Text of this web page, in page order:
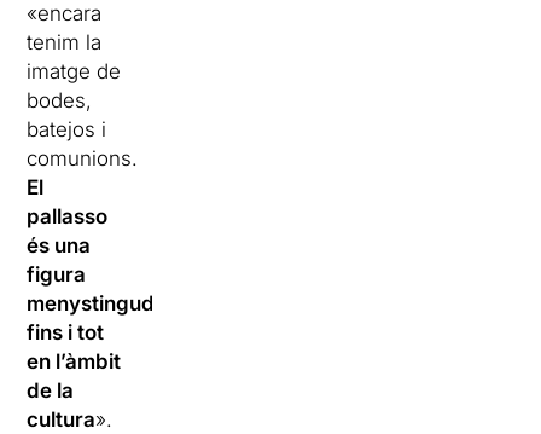
«encara
tenim la
imatge de
bodes,
batejos i
comunions.
El
pallasso
és una
figura
menystinguda,
fins i tot
en l’àmbit
de la
cultura».